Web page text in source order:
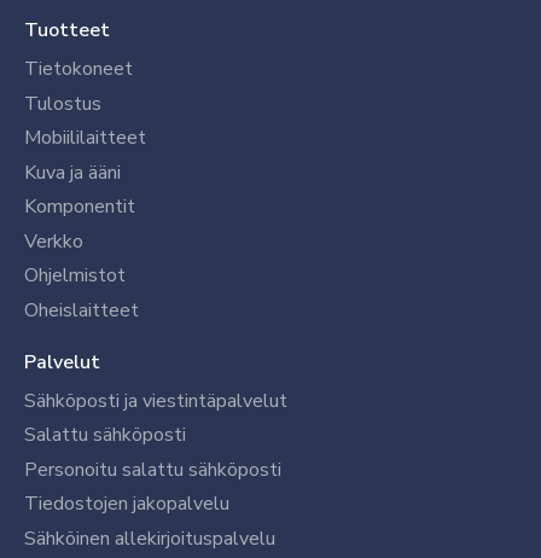
Tuotteet
Tietokoneet
Tulostus
Mobiililaitteet
Kuva ja ääni
Komponentit
Verkko
Ohjelmistot
Oheislaitteet
Palvelut
Sähköposti ja viestintäpalvelut
Salattu sähköposti
Personoitu salattu sähköposti
Tiedostojen jakopalvelu
Sähköinen allekirjoituspalvelu